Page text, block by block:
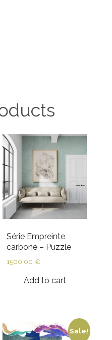
Série Empreinte
carbone – Puzzle
1500,00 €
Add to cart
Sale!